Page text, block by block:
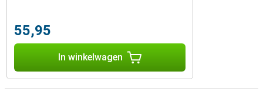
55,95
In winkelwagen